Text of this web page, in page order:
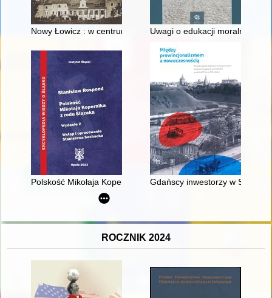
Nowy Łowicz : w centrum poligonu drawskiego od
Uwagi o edukacji moralnej
Polskość Mikołaja Kopernika z rodu Ślązaka
Gdańscy inwestorzy w
ROCZNIK 2024